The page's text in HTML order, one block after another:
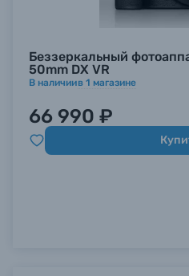
Беззеркальный
50mm DX VR
В наличиив 1 магазине
66 990 ₽